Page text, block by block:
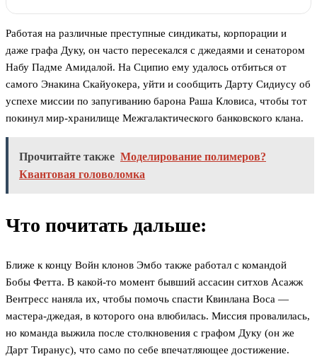
Работая на различные преступные синдикаты, корпорации и
даже графа Дуку, он часто пересекался с джедаями и сенатором
Набу Падме Амидалой. На Сципио ему удалось отбиться от
самого Энакина Скайуокера, уйти и сообщить Дарту Сидиусу об
успехе миссии по запугиванию барона Раша Кловиса, чтобы тот
покинул мир-хранилище Межгалактического банковского клана.
Прочитайте также Моделирование полимеров?
Квантовая головоломка
Что почитать дальше:
Ближе к концу Войн клонов Эмбо также работал с командой
Бобы Фетта. В какой-то момент бывший ассасин ситхов Асажж
Вентресс наняла их, чтобы помочь спасти Квинлана Воса —
мастера-джедая, в которого она влюбилась. Миссия провалилась,
но команда выжила после столкновения с графом Дуку (он же
Дарт Тиранус), что само по себе впечатляющее достижение.